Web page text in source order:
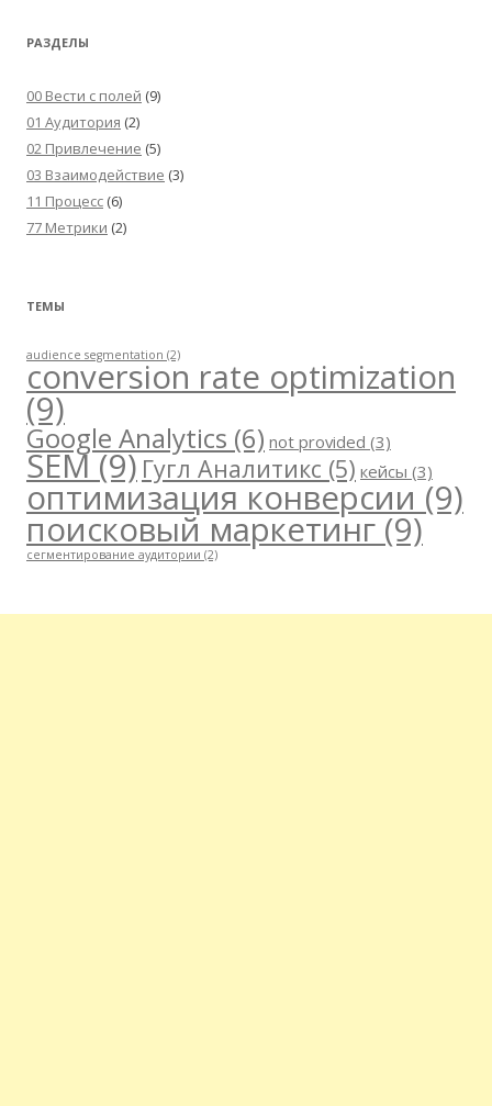
РАЗДЕЛЫ
00 Вести с полей (9)
01 Аудитория (2)
02 Привлечение (5)
03 Взаимодействие (3)
11 Процесс (6)
77 Метрики (2)
ТЕМЫ
audience segmentation (2)
conversion rate optimization
(9)
Google Analytics (6) not provided (3)
SEM(9) Гугл Аналитикс (5) кейсы (3)
оптимизация конверсии (9)
поисковый маркетинг (9)
сегментирование аудитории (2)